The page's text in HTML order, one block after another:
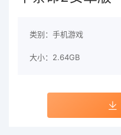
类别：手机游戏
大小：2.64GB